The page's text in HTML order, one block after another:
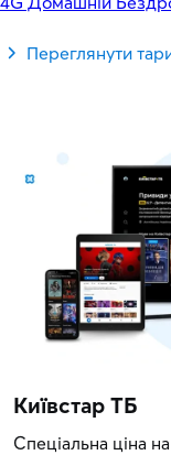
Переглянути
Київстар ТБ
Спеціальна ціна